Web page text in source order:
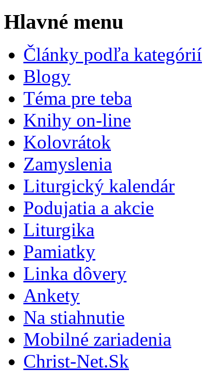
Hlavné menu
Články podľa kategórií
Blogy
Téma pre teba
Knihy on-line
Kolovrátok
Zamyslenia
Liturgický kalendár
Podujatia a akcie
Liturgika
Pamiatky
Linka dôvery
Ankety
Na stiahnutie
Mobilné zariadenia
Christ-Net.Sk